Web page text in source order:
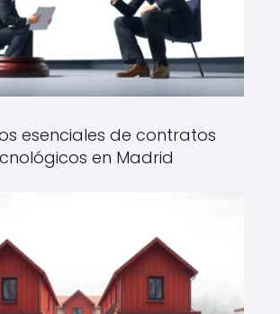
esenciales de contratos
en Madrid